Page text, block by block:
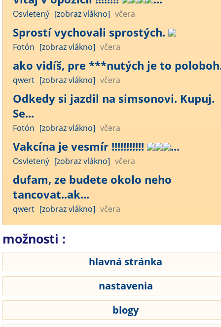
Osvletený [zobraz vlákno] včera
Sprostí vychovali sprostých.
Fotón [zobraz vlákno] včera
ako vidíš, pre ***nutých je to
qwert [zobraz vlákno] včera
Odkedy si jazdil na simsonovi. Kupuj.
Se...
Fotón [zobraz vlákno] včera
Vakcína je vesmír !!!!!!!!!!! ...
Osvletený [zobraz vlákno] včera
dufam, ze budete okolo neho
tancovat..ak...
qwert [zobraz vlákno] včera
možnosti :
hlavná stránka
nastavenia
blogy